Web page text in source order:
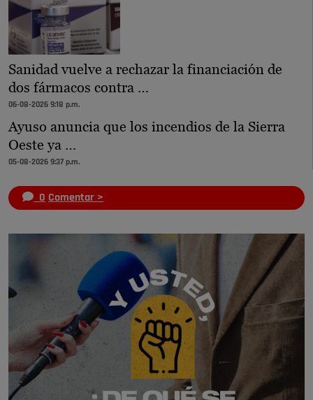
Sanidad vuelve a rechazar la financiación de
dos fármacos contra …
06-08-2026 9:18 p.m.
Ayuso anuncia que los incendios de la Sierra
Oeste ya …
05-08-2026 9:37 p.m.
0 Comentar >